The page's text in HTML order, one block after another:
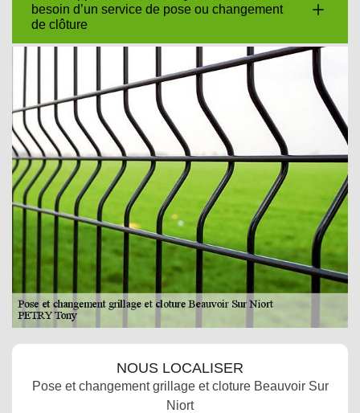
besoin d’un service de pose ou changement
de clôture
NOUS LOCALISER
Pose et changement grillage et cloture Beauvoir Sur
Niort